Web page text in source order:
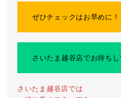
ぜひチェックはお早めに！
さいたま越谷店でお待ちし
さいたま越谷店では